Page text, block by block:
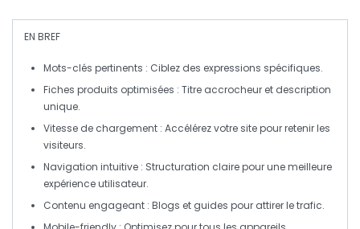
EN BREF
Mots-clés pertinents : Ciblez des expressions spécifiques.
Fiches produits optimisées : Titre accrocheur et description
unique.
Vitesse de chargement : Accélérez votre site pour retenir les
visiteurs.
Navigation intuitive : Structuration claire pour une meilleure
expérience utilisateur.
Contenu engageant : Blogs et guides pour attirer le trafic.